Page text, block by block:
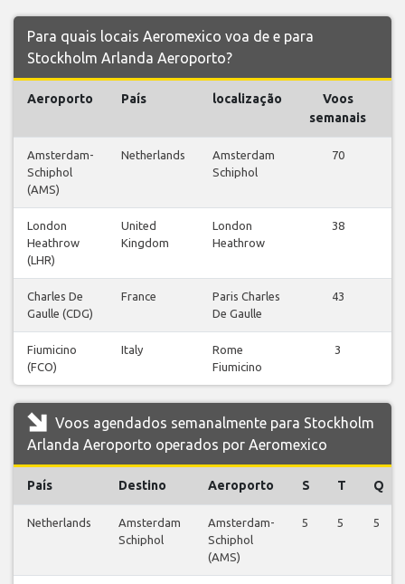
Para quais locais Aeromexico voa de e para
Stockholm Arlanda Aeroporto?
Aeroporto País localização
Voos
semanais
Amsterdam-
Schiphol
(AMS)
Netherlands
Amsterdam
Schiphol
70
London
Heathrow
(LHR)
United
Kingdom
London
Heathrow
38
Charles De
Gaulle (CDG)
France
Paris Charles
De Gaulle
43
Fiumicino
(FCO)
Italy
Rome
Fiumicino
3
Voos agendados semanalmente para Stockholm
Arlanda Aeroporto operados por Aeromexico
País Destino Aeroporto S T Q
Netherlands
Amsterdam
Schiphol
Amsterdam-
Schiphol
(AMS)
5 5 5